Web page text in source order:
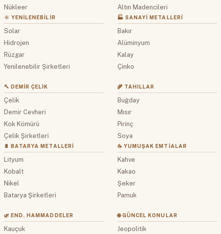
Nükleer
☀️ YENILENEBILIR
Solar
Hidrojen
Rüzgar
Yenilenebilir Şirketleri
Altın Madencileri
🏭 SANAYI METALLERI
Bakır
Alüminyum
Kalay
Çinko
🔨 DEMIR ÇELIK
Çelik
Demir Cevheri
Kok Kömürü
Çelik Şirketleri
🔋 BATARYA METALLERI
Lityum
Kobalt
Nikel
Batarya Şirketleri
🌾 TAHILLAR
Buğday
Mısır
Pirinç
Soya
☕ YUMUŞAK EMTIALAR
Kahve
Kakao
Şeker
Pamuk
🌿 END. HAMMADDELER
Kauçuk
🌐 GÜNCEL KONULAR
Jeopolitik